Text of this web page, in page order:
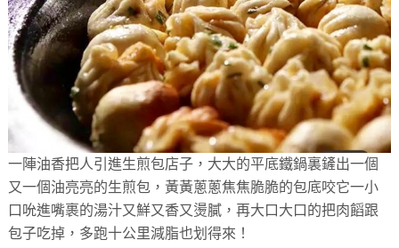
一陣油香把人引進生煎包店子， 大大的平底鐵鍋裏鏟出一個
又一個油亮亮的生煎包， 黃黃蔥蔥焦焦脆脆的包底咬它一小
口吮進嘴裹的湯汁又鮮又香又燙膩 ，再大口大口的把肉饀跟
包子吃掉，多跑十公里減脂也划得來！